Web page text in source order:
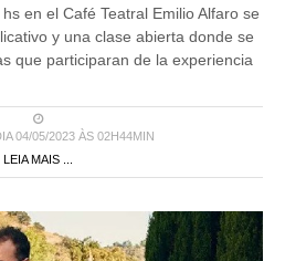
en el Café Teatral Emilio Alfaro se
y una clase abierta donde se
que participaran de la experiencia
04/05/2023 ÀS 02H44MIN
LEIA MAIS ...